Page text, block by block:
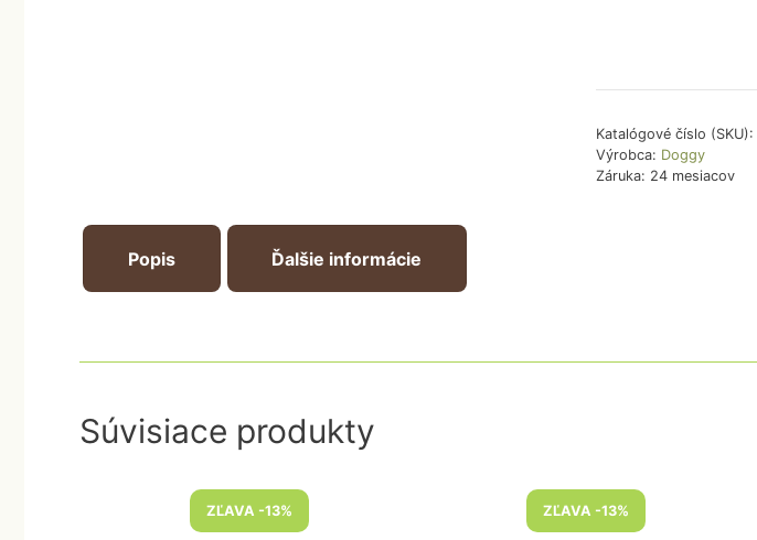
Katalógové číslo (SKU):
Výrobca: Doggy
Záruka: 24 mesiacov
Popis Ďalšie informácie
Súvisiace produkty
ZĽAVA -13% ZĽAVA -13%